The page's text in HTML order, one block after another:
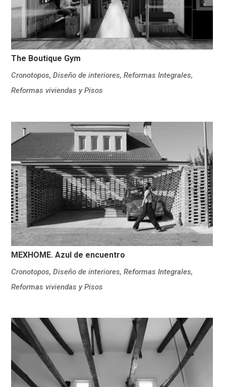
The Boutique Gym
Cronotopos,Diseño de interiores,Reformas Integrales,
Reformas viviendas y Pisos
MEXHOME. Azul de encuentro
Cronotopos,Diseño de interiores,Reformas Integrales,
Reformas viviendas y Pisos